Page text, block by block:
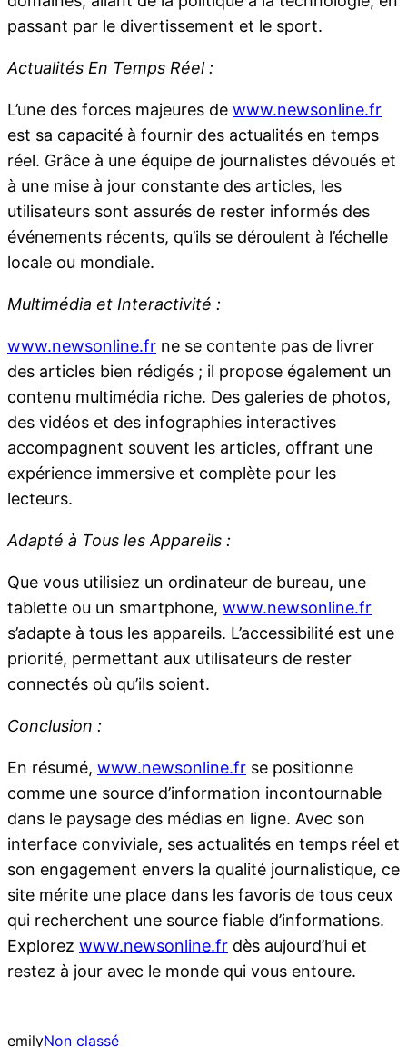
passant par le divertissement et le sport.
Actualités En Temps Réel :
L’une des forces majeures de www.newsonline.fr
est sa capacité à fournir des actualités en temps
réel. Grâce à une équipe de journalistes dévoués et
à une mise à jour constante des articles, les
utilisateurs sont assurés de rester informés des
événements récents, qu’ils se déroulent à l’échelle
locale ou mondiale.
Multimédia et Interactivité :
www.newsonline.fr ne se contente pas de livrer
des articles bien rédigés ; il propose également un
contenu multimédia riche. Des galeries de photos,
des vidéos et des infographies interactives
accompagnent souvent les articles, offrant une
expérience immersive et complète pour les
lecteurs.
Adapté à Tous les Appareils :
Que vous utilisiez un ordinateur de bureau, une
tablette ou un smartphone, www.newsonline.fr
s’adapte à tous les appareils. L’accessibilité est une
priorité, permettant aux utilisateurs de rester
connectés où qu’ils soient.
Conclusion :
En résumé, www.newsonline.fr se positionne
comme une source d’information incontournable
dans le paysage des médias en ligne. Avec son
interface conviviale, ses actualités en temps réel et
son engagement envers la qualité journalistique, ce
site mérite une place dans les favoris de tous ceux
qui recherchent une source fiable d’informations.
Explorez www.newsonline.fr dès aujourd’hui et
restez à jour avec le monde qui vous entoure.
emilyNon classé